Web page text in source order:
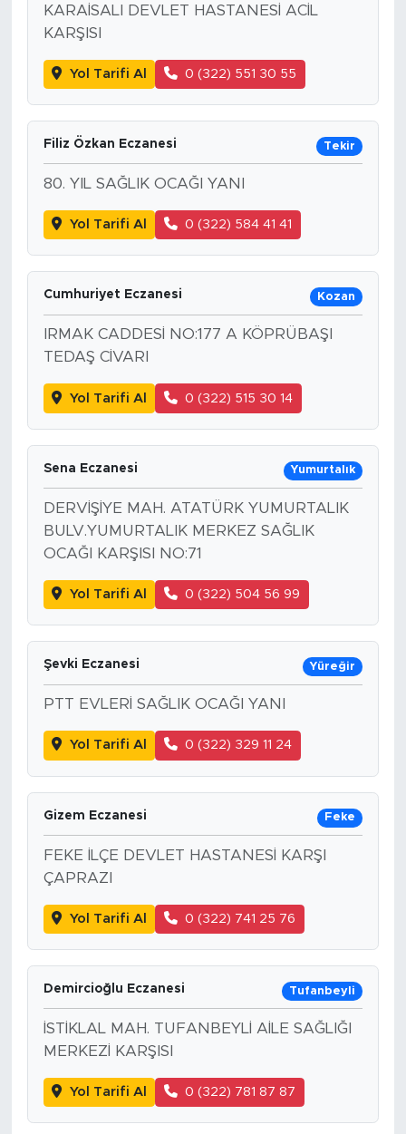
KARAİSALI DEVLET HASTANESİ ACİL
KARŞISI
Yol Tarifi Al 0 (322) 551 30 55
Filiz Özkan Eczanesi Tekir
80. YIL SAĞLIK OCAĞI YANI
Yol Tarifi Al 0 (322) 584 41 41
Cumhuriyet Eczanesi Kozan
IRMAK CADDESİ NO:177 A KÖPRÜBAŞI
TEDAŞ CİVARI
Yol Tarifi Al 0 (322) 515 30 14
Sena Eczanesi Yumurtalık
DERVİŞİYE MAH. ATATÜRK YUMURTALIK
BULV.YUMURTALIK MERKEZ SAĞLIK
OCAĞI KARŞISI NO:71
Yol Tarifi Al 0 (322) 504 56 99
Şevki Eczanesi Yüreğir
PTT EVLERİ SAĞLIK OCAĞI YANI
Yol Tarifi Al 0 (322) 329 11 24
Gizem Eczanesi Feke
FEKE İLÇE DEVLET HASTANESİ KARŞI
ÇAPRAZI
Yol Tarifi Al 0 (322) 741 25 76
Demircioğlu Eczanesi Tufanbeyli
İSTİKLAL MAH. TUFANBEYLİ AİLE SAĞLIĞI
MERKEZİ KARŞISI
Yol Tarifi Al 0 (322) 781 87 87